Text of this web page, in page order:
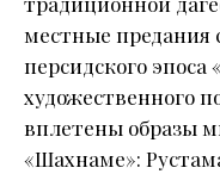
местные предания
персидского
художественного
вплетены образы
«Шахнаме»: